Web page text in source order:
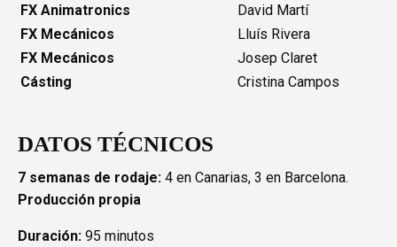
FX Animatronics
David Martí
FX Mecánicos
Lluís Rivera
FX Mecánicos
Josep Claret
Cásting
Cristina Campos
DATOS TÉCNICOS
7 semanas de rodaje: 4 en Canarias, 3 en Barcelona.
Producción propia
Duración: 95 minutos